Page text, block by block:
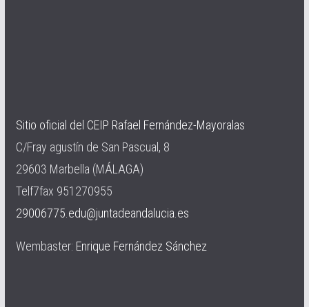
Sitio oficial del CEIP Rafael Fernández-Mayoralas
C/Fray agustín de San Pascual, 8
29603 Marbella (MÁLAGA)
Telf7fax 951270955
29006775.edu@juntadeandalucia.es
Wembaster: Enrique Fernández Sánchez